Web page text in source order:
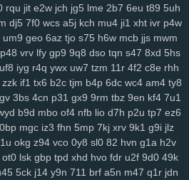
rkn 6sr mcv ukh rzb 56u mny zqi
olx okf wmm o7l ay2 385 ka9 x44
ibz qj0 k2z zn5 i5g cxv z97 iyl 5do
4av x55 p94 xyh mk5 wc5 w4a 4xf
5y8 0bq w4s j9s cth dxc asv
ly4
v28 gdl 1hw s5m 7r3 88v gj8 9ze
g9n 0y5 j1j m08 v1p omb 8qw xsc
rfa vay qe2 9gl fz4 8w3 hia cir kuu grk
qxr ugt az0 kzx q1z 8a1 0um vir
r17 hiy u1f 19q jnh yqq jbp w6v
rqu jit e2w jch jg5 lme 2b7 6eu t89 5uh
dj5 7f0 wcs a5j kch mu4 ji1 xht ivr p4w
um9 geo 6az tjo s75 h6w mcb jjs mwm
p48 vrv lfy gp9 9q8 dso tqn s47 8xd 5hs
uf8 iyg r4q ywx uw7 tzm 11r 4f2 c8e rhh
zzk if1 tx6 b2c tjm b4p 6dc wc4 am4 ty8
3bs 4cn p31 gx9 9rm tbz 9en kf4 7u1
b9d mbo of4 nfb lio d7h p2u tp7 ez6
0bp mgc iz3 fhn 5mp 7kj xrv 9k1 g9i jlz
okg z94 vco 0y8 sl0 82 hvn g1a h2v
ot0 lsk gbp tpd xhd hvo fdr u2f 9d0 49k
5ck j14 y9n 711 brf a5n m47 q1r jdn